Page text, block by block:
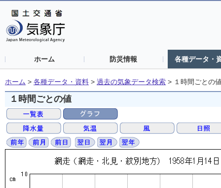
ホーム 防災情報 各種データ・
ホーム > 各種データ・資料 > 過去の気象データ検索 > １時間ごとの
１時間ごとの値